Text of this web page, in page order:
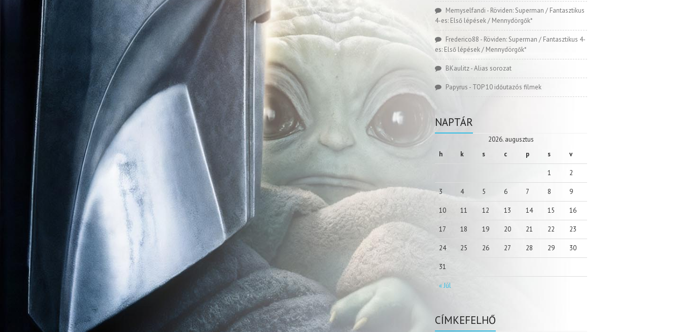
Memyselfandi - Röviden: Superman / Fantasztikus
4-es: Első lépések / Mennydörgők*
Frederico88 - Röviden: Superman / Fantasztikus 4-
es: Első lépések / Mennydörgők*
BKaulitz-Alias sorozat
Papyrus - TOP 10 időutazós filmek
NAPTÁR
2026. augusztus
h
k s c p s v
« Júl
1 2
3 4 5 6 7 8 9
10 11 12 13 14 15 16
17 18 19 20 21 22 23
24 25 26 27 28 29 30
31
CÍMKEFELHŐ